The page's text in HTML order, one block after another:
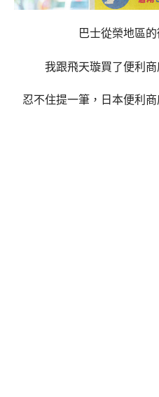
巴士從榮地區
我跟飛天璇買了便利
忍不住提一筆，日本便利